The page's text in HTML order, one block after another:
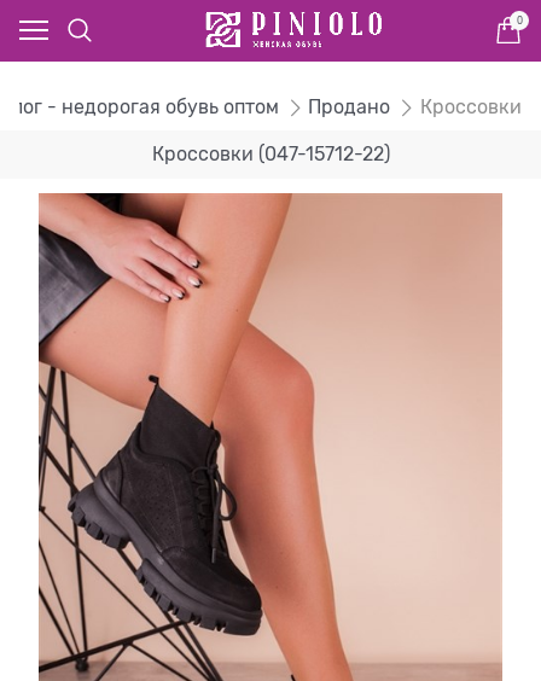
0
- недорогая обувь оптом Продано Кроссовки
Кроссовки (047-15712-22)